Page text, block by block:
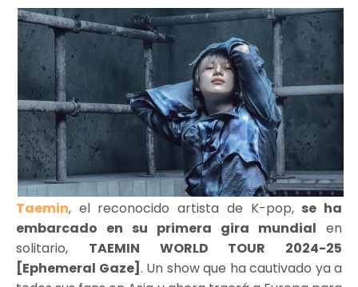
Taemin, el reconocido artista de K-pop, se ha
embarcado en su primera gira mundial en
solitario, TAEMIN WORLD TOUR 2024-25
[Ephemeral Gaze] . Un show que ha cautivado ya a